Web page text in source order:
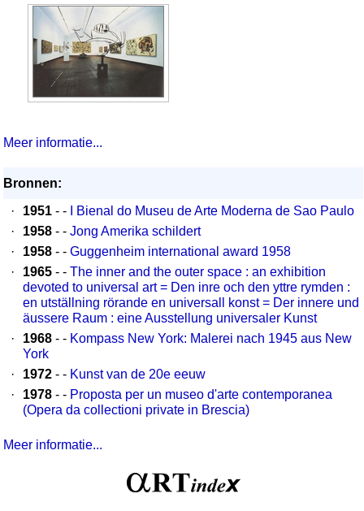
Meer informatie...
Bronnen:
·
1951 - -
I Bienal do Museu de Arte Moderna de Sao Paulo
·
1958 - - Jong Amerika schildert
·
1958 - - Guggenheim international award 1958
·
1965 - - The inner and the outer space : an exhibition
devoted to universal art = Den inre och den yttre rymden :
en utställning rörande en universall konst = Der innere und
äussere Raum : eine Ausstellung universaler Kunst
·
1968 - - Kompass New York: Malerei nach 1945 aus New
York
·
1972 - - Kunst van de 20e eeuw
·
1978 - - Proposta per un museo d'arte contemporanea
(Opera da collectioni private in Brescia)
Meer informatie...